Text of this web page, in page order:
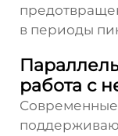
в периоды
работа с